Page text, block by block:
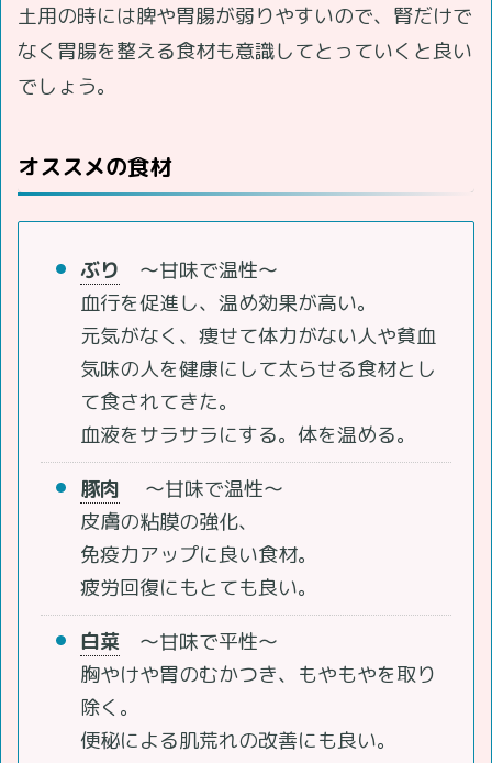
土用の時には脾や胃腸が弱りやすいので、腎だけで
なく胃腸を整える食材も意識してとっていくと良い
でしょう。
オススメの食材
ぶり ～甘味で温性～
血行を促進し、温め効果が高い。
元気がなく、痩せて体力がない人や貧血
気味の人を健康にして太らせる食材とし
て食されてきた。
血液をサラサラにする。体を温める。
豚肉 ～甘味で温性～
皮膚の粘膜の強化、
免疫力アップに良い食材。
疲労回復にもとても良い。
白菜 ～甘味で平性～
胸やけや胃のむかつき、もやもやを取り
除く。
便秘による肌荒れの改善にも良い。